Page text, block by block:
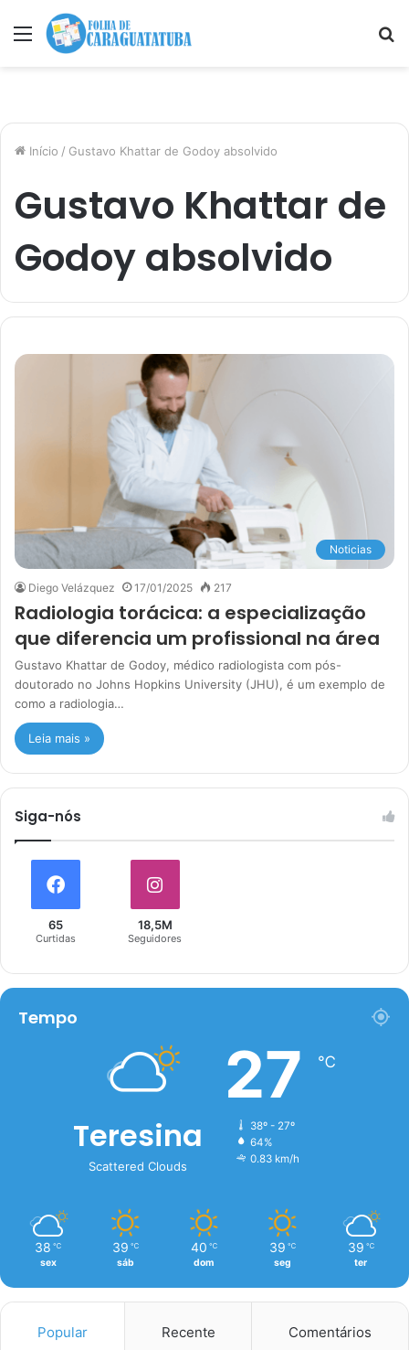
Menu
Início / Gustavo Khattar de Godoy absolvido
Gustavo Khattar de
Godoy absolvido
Noticias
Diego Velázquez 17/01/2025 217
Radiologia torácica: a especialização
que diferencia um profissional na área
Gustavo Khattar de Godoy, médico radiologista com pós-
doutorado no Johns Hopkins University (JHU), é um exemplo de
como a radiologia…
Leia mais »
Siga-nós
65
Curtidas
18,5M
Seguidores
Tempo
Teresina
Scattered Clouds
27 ℃
38º - 27º
64%
0.83 km/h
38 ℃
sex
39 ℃
sáb
40 ℃
dom
39 ℃
seg
39 ℃
ter
Popular Recente Comentários